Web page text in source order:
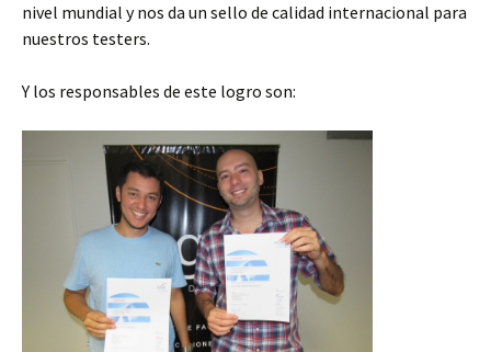
nivel mundial y nos da un sello de calidad internacional para
nuestros testers.
Y los responsables de este logro son: